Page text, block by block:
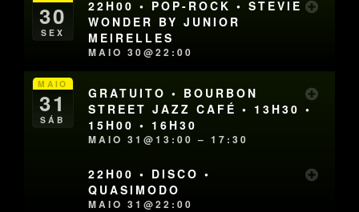
30
SEX
22H00 • POP-ROCK • STEVIE
WONDER BY JUNIOR
MEIRELLES
MAIO 30@22:00
MAIO
31
SÁB
GRATUITO • BOURBON
STREET JAZZ CAFÉ • 13H30 •
15H00 • 16H30
MAIO 31@13:00 – 17:30
22H00 • DISCO •
QUASIMODO
MAIO 31@22:00